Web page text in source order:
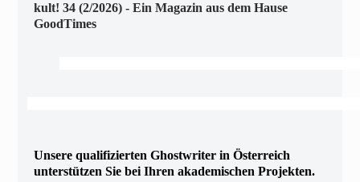
kult! 34 (2/2026) - Ein Magazin aus dem Hause
GoodTimes
Unsere qualifizierten Ghostwriter in Österreich
unterstützen Sie bei Ihren akademischen Projekten.